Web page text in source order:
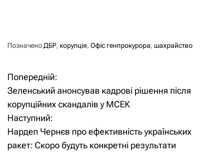
Позначено ДБР, корупція, Офіс генпрокурора, шахрайство
Н
а
в
і
Попередній:
Зеленський анонсував кадрові рішення після
корупційних скандалів у МСЕК
Наступний:
Нардеп Чернєв про ефективність українських
ракет: Скоро будуть конкретні результати